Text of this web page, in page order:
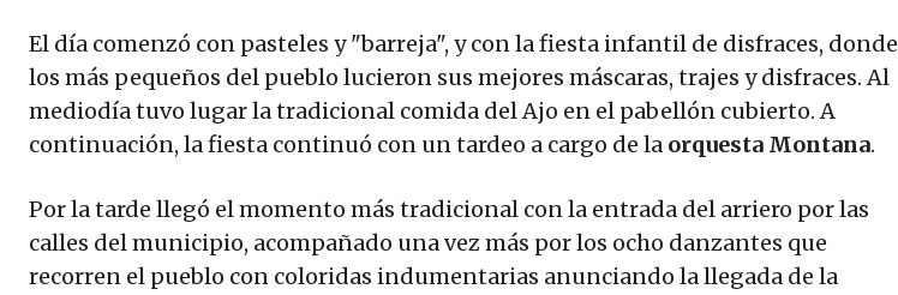
El día comenzó con pasteles y "barreja", y con la fiesta infantil de disfraces, donde
los más pequeños del pueblo lucieron sus mejores máscaras, trajes y disfraces. Al
mediodía tuvo lugar la tradicional comida del Ajo en el pabellón cubierto. A
continuación, la fiesta continuó con un tardeo a cargo de la orquesta Montana.
Por la tarde llegó el momento más tradicional con la entrada del arriero por las
calles del municipio, acompañado una vez más por los ocho danzantes que
recorren el pueblo con coloridas indumentarias anunciando la llegada de la